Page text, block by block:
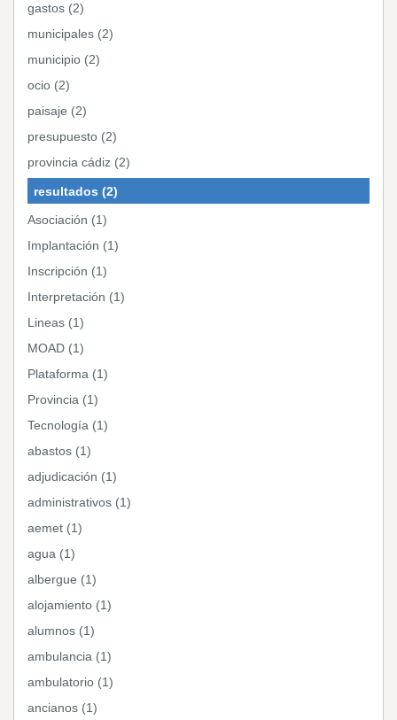
gastos (2)
municipales (2)
municipio (2)
ocio (2)
paisaje (2)
presupuesto (2)
provincia cádiz (2)
resultados (2)
Asociación (1)
Implantación (1)
Inscripción (1)
Interpretación (1)
Lineas (1)
MOAD (1)
Plataforma (1)
Provincia (1)
Tecnología (1)
abastos (1)
adjudicación (1)
administrativos (1)
aemet (1)
agua (1)
albergue (1)
alojamiento (1)
alumnos (1)
ambulancia (1)
ambulatorio (1)
ancianos (1)